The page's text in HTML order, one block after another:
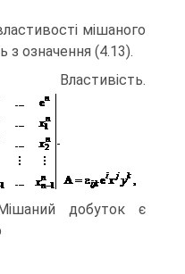
мішаного
означення (4.13).
добуток є